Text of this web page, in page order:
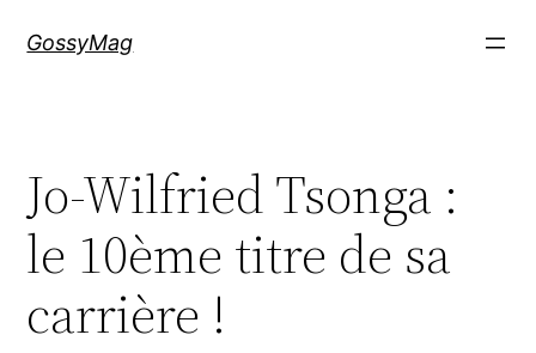
GossyMag
Jo-Wilfried Tsonga :
le 10ème titre de sa
carrière !